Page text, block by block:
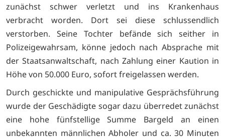
zunächst schwer verletzt und ins Krankenhaus
verbracht worden. Dort sei diese schlussendlich
verstorben. Seine Tochter befände sich seither in
Polizeigewahrsam, könne jedoch nach Absprache mit
der Staatsanwaltschaft, nach Zahlung einer Kaution in
Höhe von 50.000 Euro, sofort freigelassen werden.
Durch geschickte und manipulative Gesprächsführung
wurde der Geschädigte sogar dazu überredet zunächst
eine hohe fünfstellige Summe Bargeld an einen
unbekannten männlichen Abholer und ca. 30 Minuten